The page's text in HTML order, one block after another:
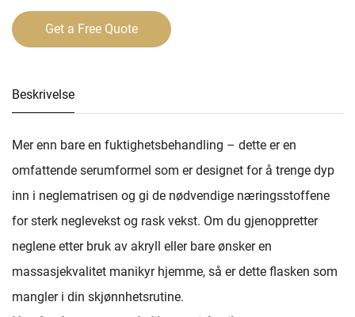
Get a Free Quote
Beskrivelse
Mer enn bare en fuktighetsbehandling – dette er en
omfattende serumformel som er designet for å trenge dyp
inn i neglematrisen og gi de nødvendige næringsstoffene
for sterk neglevekst og rask vekst. Om du gjenoppretter
neglene etter bruk av akryll eller bare ønsker en
massasjekvalitet manikyr hjemme, så er dette flasken som
mangler i din skjønnhetsrutine.